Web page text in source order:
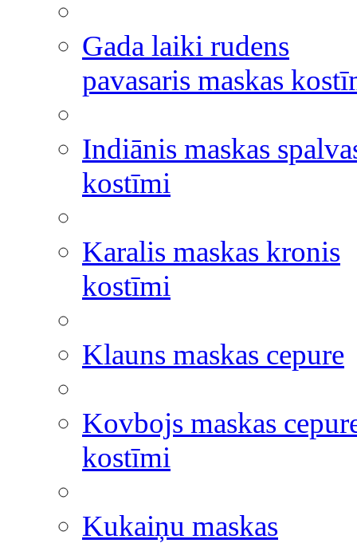
Gada laiki rudens
pavasaris maskas
Indiānis maskas
kostīmi
Karalis maskas kronis
kostīmi
Klauns maskas cepure
Kovbojs maskas
kostīmi
Kukaiņu maskas